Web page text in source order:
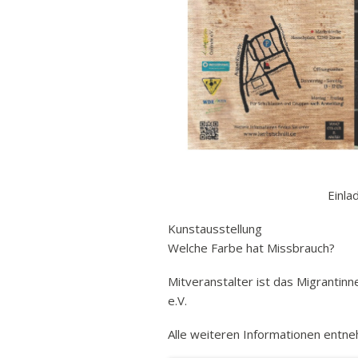
Kunstausstellung
Welche Farbe hat Missbrauch?
Mitveranstalter ist das
e.V.
Alle weiteren Informationen